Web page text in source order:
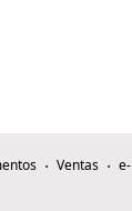
Ventas